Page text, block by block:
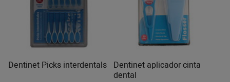
Dentinet Picks interdentals Dentinet aplicador cinta
dental